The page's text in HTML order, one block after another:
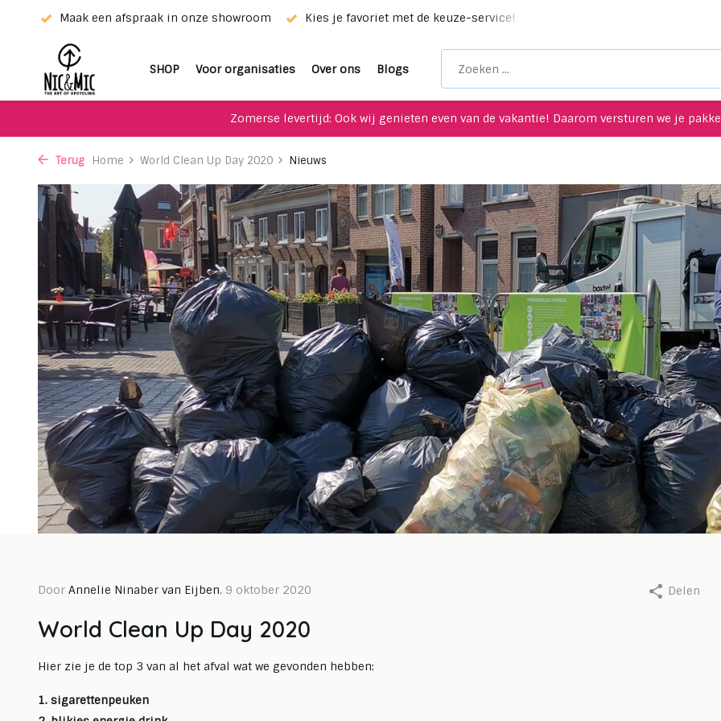
Kies je favoriet met de keuze-service! Unieke upcycling items voor je interieur!
SHOP Voor organisaties Over ons Blogs
Zomerse levertijd: Ook wij genieten even van de vakantie! Daarom versturen we je
Terug Home World Clean Up Day 2020 Nieuws
Door Annelie Ninaber van Eijben, 9 oktober 2020 Delen
World Clean Up Day 2020
Hier zie je de top 3 van al het afval wat we gevonden hebben:
1. sigarettenpeuken
Van frustratie bij de
milieustraat tot de
meest impactvolle
zitzak
makers, missies en